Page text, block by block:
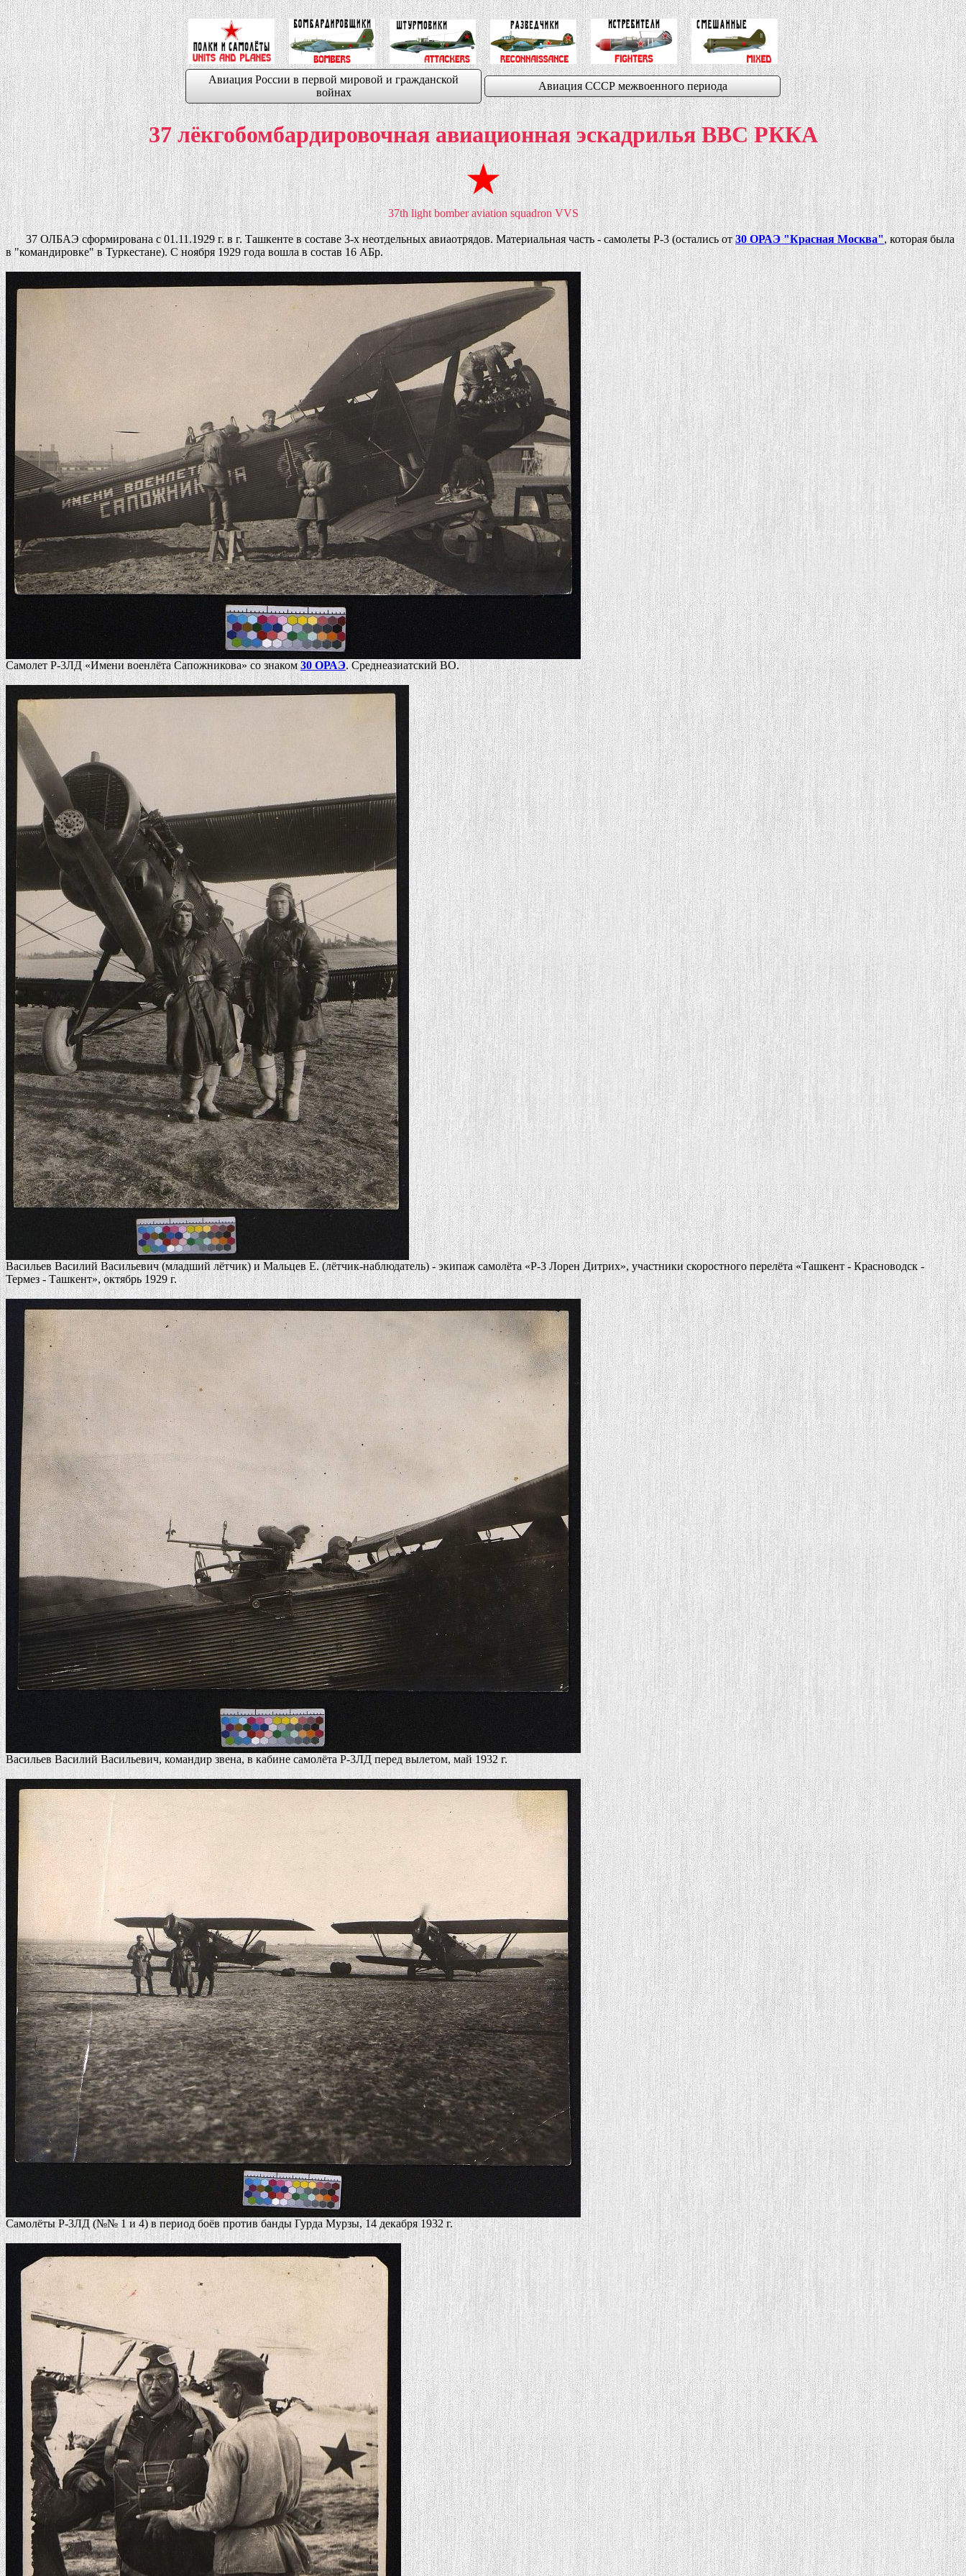
Авиация России в первой мировой и гражданской
войнах
Авиация СССР межвоенного периода
37 лёкгобомбардировочная авиационная эскадрилья ВВС РККА
37th light bomber aviation squadron VVS
37 ОЛБАЭ сформирована с 01.11.1929 г. в г. Ташкенте в составе 3-х неотдельных авиаотрядов.Материальная часть - самолеты Р-3 (остались от30 ОРАЭ "Красная Москва", которая была
в "командировке" в Туркестане). С ноября 1929 года вошла в состав 16 АБр.
Самолет Р-3ЛД «Имени военлёта Сапожникова» со знаком30 ОРАЭ. Среднеазиатский ВО.
Васильев Василий Васильевич (младший лётчик) и Мальцев Е. (лётчик-наблюдатель) - экипаж самолёта «Р-3 Лорен Дитрих», участники скоростного перелёта «Ташкент - Красноводск -
Термез - Ташкент», октябрь 1929 г.
Васильев Василий Васильевич, командир звена, в кабине самолёта Р-3ЛД перед вылетом, май 1932 г.
Самолёты Р-3ЛД (№№ 1 и 4) в период боёв против банды Гурда Мурзы, 14 декабря 1932 г.